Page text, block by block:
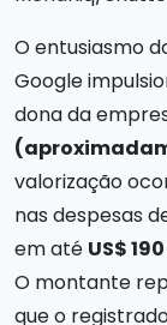
O entusiasmo
Google
dona da
valorização
nas despesas
em até US$
O montante
que o